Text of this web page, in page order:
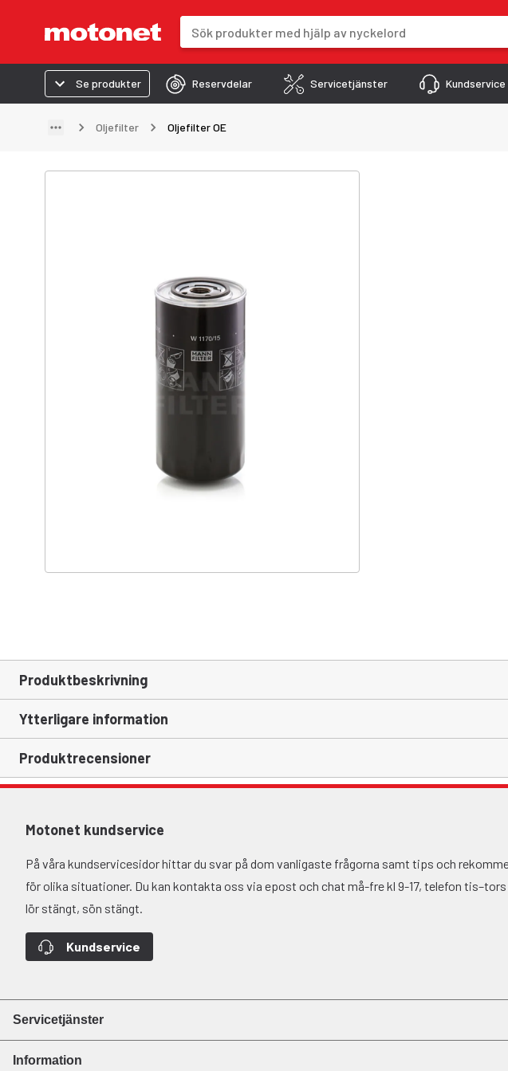
Se produkter
Reservdelar Servicetjänster Kundservice
Oljefilter Oljefilter OE
Produktbeskrivning
Ytterligare information
Produktrecensioner
Motonet kundservice
På våra kundservicesidor hittar du svar på dom vanligaste frågorna samt tips och
för olika situationer. Du kan kontakta oss via epost och chat må-fre kl 9-17, telefon tis–tors
lör stängt, sön stängt.
Kundservice
Servicetjänster
Information